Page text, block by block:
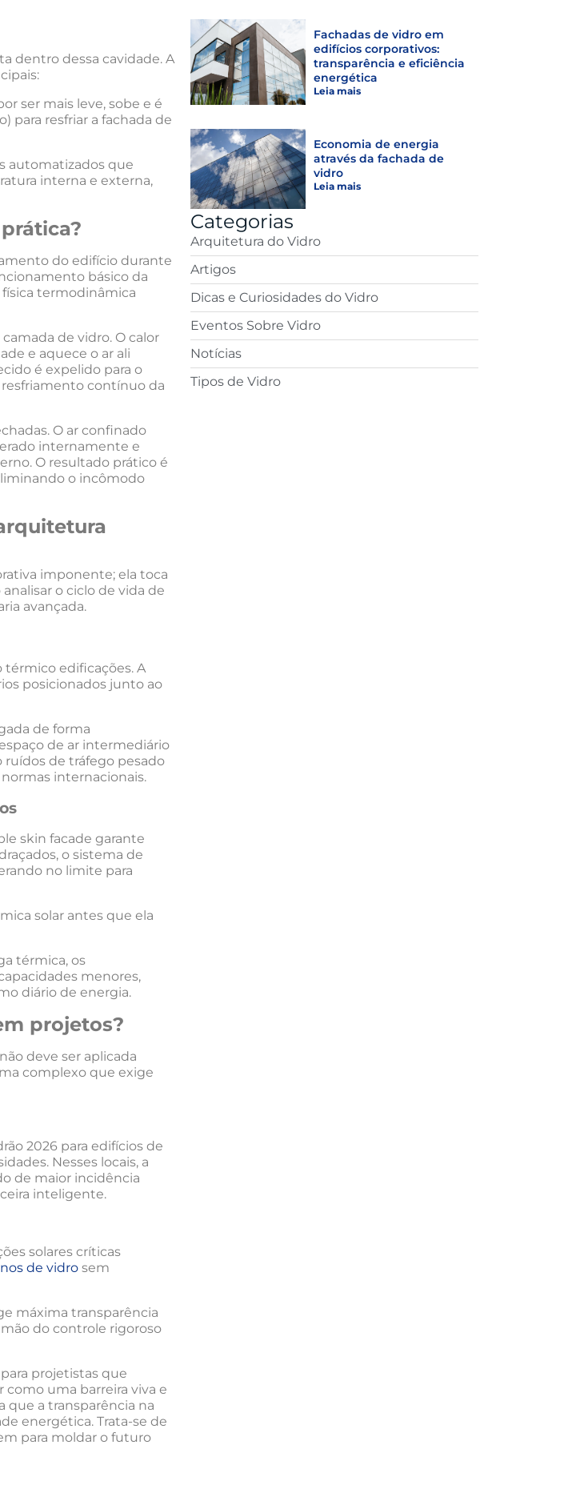
dentro dessa cavidade. A
ser mais leve, sobe e é
para resfriar a fachada de
automatizados que
interna e externa,
do edifício durante
básico da
termodinâmica
de vidro. O calor
e aquece o ar ali
é expelido para o
resfriamento contínuo da
O ar confinado
internamente e
O resultado prático é
o incômodo
imponente; ela toca
o ciclo de vida de
avançada.
edificações. A
posicionados junto ao
de forma
de ar intermediário
de tráfego pesado
internacionais.
skin facade garante
o sistema de
no limite para
solar antes que ela
térmica, os
menores,
diário de energia.
projetos?
deve ser aplicada
complexo que exige
2026 para edifícios de
Nesses locais, a
de maior incidência
inteligente.
solares críticas
de vidro sem
máxima transparência
do controle rigoroso
projetistas que
como uma barreira viva e
que a transparência na
energética. Trata-se de
para moldar o futuro
Fachadas de vidro em
edifícios corporativos:
transparência e eficiência
energética
Leia mais
Economia de energia
através da fachada de
vidro
Leia mais
Categorias
Arquitetura do Vidro
Artigos
Dicas e Curiosidades do Vidro
Eventos Sobre Vidro
Notícias
Tipos de Vidro